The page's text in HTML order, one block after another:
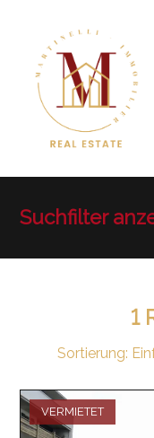
Suchfilter
1
Sortierung:
VERMIETET